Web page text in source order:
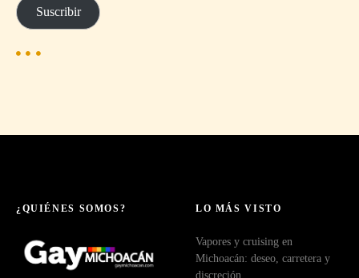
e
c
i
e
Suscribir
¿QUIÉNES SOMOS? LO MÁS VISTO
Vapores y cruising en
Michoacán: deseo, carretera y
discreción